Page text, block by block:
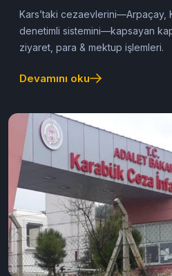
Kars’taki cezaevlerini—Arpaçay,
denetimli sistemini—kapsayan
ziyaret, para & mektup işlemleri.
Devamını oku